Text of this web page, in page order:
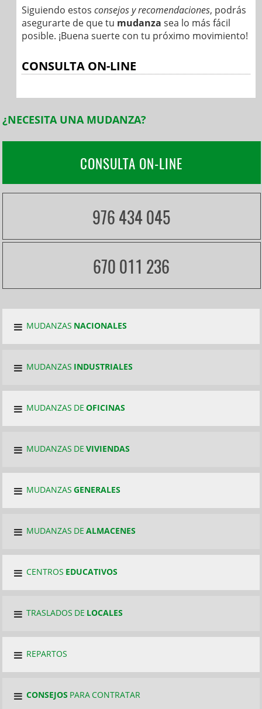
Siguiendo estosconsejos y recomendaciones, podrás
asegurarte de que tu mudanza sea lo más fácil
posible. ¡Buena suerte con tu próximo movimiento!
CONSULTA ON-LINE
¿NECESITA UNA MUDANZA?
CONSULTA ON-LINE
976 434 045
670 011 236
MUDANZAS NACIONALES
MUDANZAS INDUSTRIALES
MUDANZAS DEOFICINAS
MUDANZAS DEVIVIENDAS
MUDANZASGENERALES
MUDANZAS DEALMACENES
CENTROS EDUCATIVOS
TRASLADOS DE LOCALES
REPARTOS
CONSEJOS PARA CONTRATAR